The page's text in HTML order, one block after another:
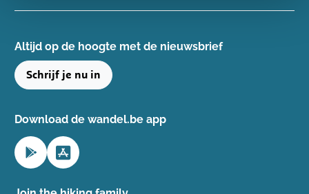
Altijd op de hoogte ​met de nieuwsbrief
Schrijf je nu in
Download de wandel.be app